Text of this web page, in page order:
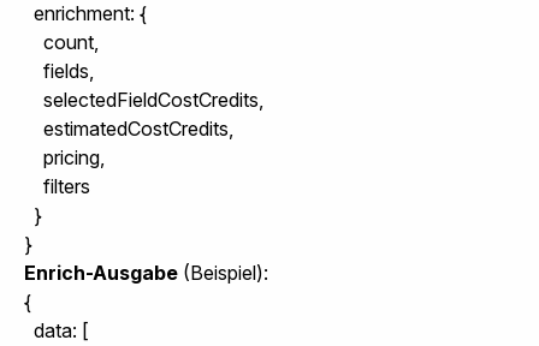
  enrichment: {
    count,
    fields,
    selectedFieldCostCredits,
    estimatedCostCredits,
    pricing,
    filters
  }
}
Enrich-Ausgabe (Beispiel):
{
  data: [